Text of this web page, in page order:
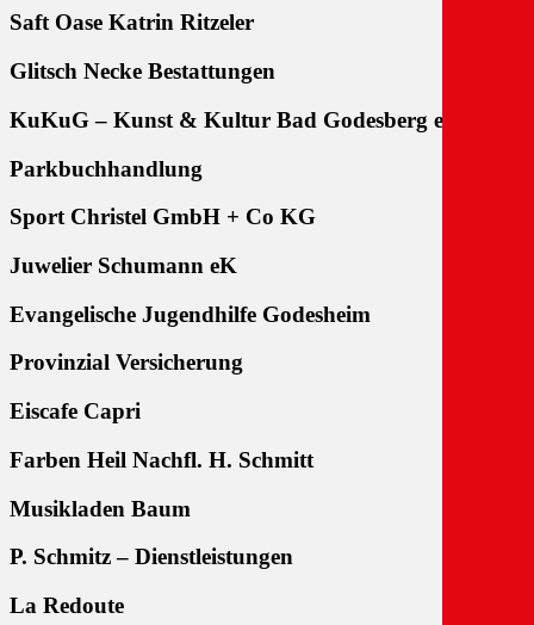
Saft Oase Katrin Ritzeler
Glitsch Necke Bestattungen
KuKuG – Kunst & Kultur Bad Godesberg e.V.
Parkbuchhandlung
Sport Christel GmbH + Co KG
Juwelier Schumann eK
Evangelische Jugendhilfe Godesheim
Provinzial Versicherung
Eiscafe Capri
Farben Heil Nachfl. H. Schmitt
Musikladen Baum
P. Schmitz – Dienstleistungen
La Redoute